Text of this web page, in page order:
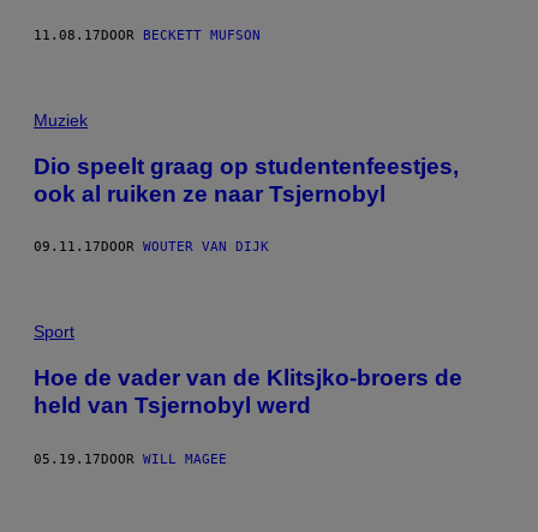
11.08.17DOOR BECKETT MUFSON
Muziek
Dio speelt graag op studentenfeestjes,
ook al ruiken ze naar Tsjernobyl
09.11.17 DOOR WOUTER VAN DIJK
Sport
Hoe de vader van de Klitsjko-broers de
held van Tsjernobyl werd
05.19.17DOOR WILL MAGEE